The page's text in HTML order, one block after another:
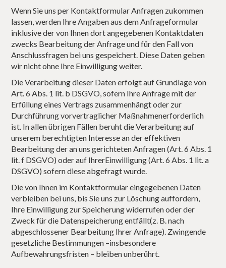
Wenn Sie uns per Kontaktformular Anfragen zukommen
lassen, werden Ihre Angaben aus dem Anfrageformular
inklusive der von Ihnen dort angegebenen Kontaktdaten
zwecks Bearbeitung der Anfrage und für den Fall von
Anschlussfragen bei uns gespeichert. Diese Daten geben
wir nicht ohne Ihre Einwilligung weiter.
Die Verarbeitung dieser Daten erfolgt auf Grundlage von
Art. 6 Abs. 1 lit. b DSGVO, sofern Ihre Anfrage mit der
Erfüllung eines Vertrags zusammenhängt oder zur
Durchführung vorvertraglicher Maßnahmenerforderlich
ist. In allen übrigen Fällen beruht die Verarbeitung auf
unserem berechtigten Interesse an der effektiven
Bearbeitung der an uns gerichteten Anfragen (Art. 6 Abs. 1
lit. f DSGVO) oder auf IhrerEinwilligung (Art. 6 Abs. 1 lit. a
DSGVO) sofern diese abgefragt wurde.
Die von Ihnen im Kontaktformular eingegebenen Daten
verbleiben bei uns, bis Sie uns zur Löschung auffordern,
Ihre Einwilligung zur Speicherung widerrufen oder der
Zweck für die Datenspeicherung entfällt(z. B. nach
abgeschlossener Bearbeitung Ihrer Anfrage). Zwingende
gesetzliche Bestimmungen –insbesondere
Aufbewahrungsfristen – bleiben unberührt.